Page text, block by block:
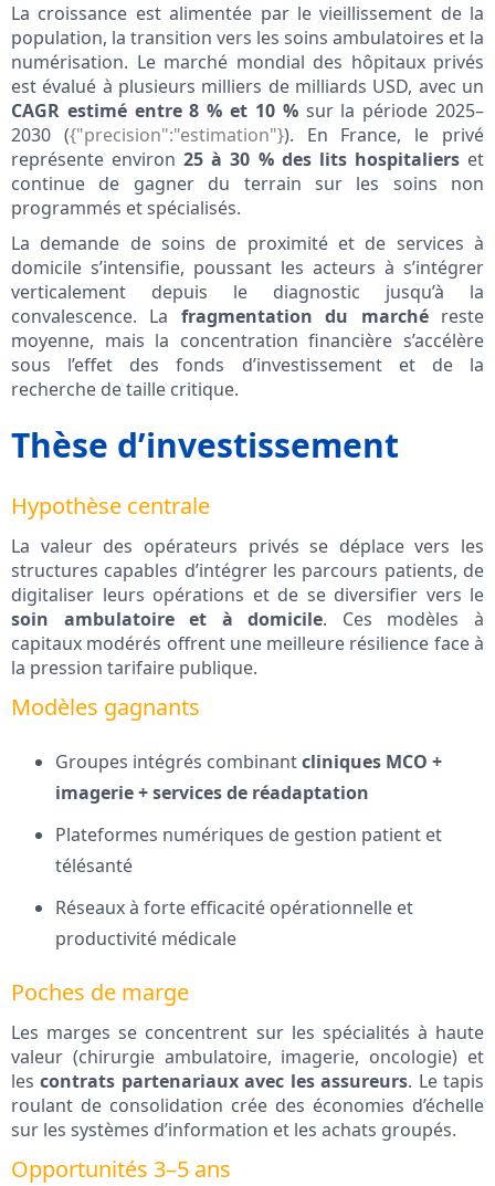
La croissance est alimentée par le vieillissement de la
population, la transition vers les soins ambulatoires et la
numérisation. Le marché mondial des hôpitaux privés
est évalué à plusieurs milliers de milliards USD, avec un
CAGR estimé entre 8 % et 10 %sur la période 2025–
2030 ({"precision":"estimation"}). En France, le privé
représente environ25 à 30 % des lits hospitalierset
continue de gagner du terrain sur les soins non
programmés et spécialisés.
La demande de soins de proximité et de services à
domicile s’intensifie, poussant les acteurs à s’intégrer
verticalement depuis le diagnostic jusqu’à la
convalescence. La fragmentation du marchéreste
moyenne, mais la concentration financière s’accélère
sous l’effet des fonds d’investissement et de la
recherche de taille critique.
Thèse d’investissement
Hypothèse centrale
La valeur des opérateurs privés se déplace vers les
structures capables d’intégrer les parcours patients, de
digitaliser leurs opérations et de se diversifier vers le
soin ambulatoire et à domicile. Ces modèles à
capitaux modérés offrent une meilleure résilience face à
la pression tarifaire publique.
Modèles gagnants
Groupes intégrés combinantcliniques MCO +
imagerie + services de réadaptation
Plateformes numériques de gestion patient et
télésanté
Réseaux à forte efficacité opérationnelle et
productivité médicale
Poches de marge
Les marges se concentrent sur les spécialités à haute
valeur (chirurgie ambulatoire, imagerie, oncologie) et
lescontrats partenariaux avec les assureurs. Le tapis
roulant de consolidation crée des économies d’échelle
sur les systèmes d’information et les achats groupés.
Opportunités 3–5 ans